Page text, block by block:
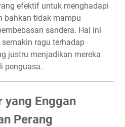
efektif untuk menghadapi
bahkan tidak mampu
sandera. Hal ini
ragu terhadap
justru menjadikan mereka
penguasa.
yang Enggan
Perang